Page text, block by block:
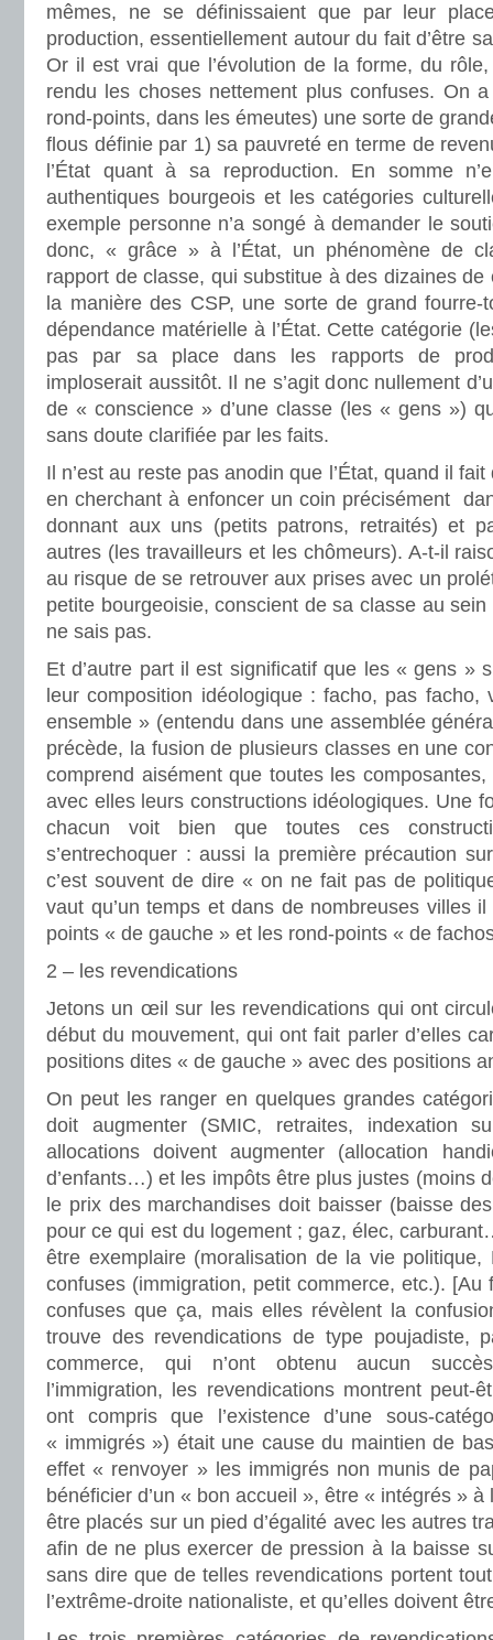
mêmes, ne se définissaient que par leur
production, essentiellement autour du fait d’être
Or il est vrai que l’évolution de la forme, du
rendu les choses nettement plus confuses. On
rond-points, dans les émeutes) une sorte de
flous définie par 1) sa pauvreté en terme de
l’État quant à sa reproduction. En somme
authentiques bourgeois et les catégories
exemple personne n’a songé à demander le
donc, « grâce » à l’État, un phénomène de
rapport de classe, qui substitue à des dizaines
la manière des CSP, une sorte de grand
dépendance matérielle à l’État. Cette catégorie
pas par sa place dans les rapports de
imploserait aussitôt. Il ne s’agit donc nullement
de « conscience » d’une classe (les « gens »)
sans doute clarifiée par les faits.
Il n’est au reste pas anodin que l’État, quand il
en cherchant à enfoncer un coin précisément
donnant aux uns (petits patrons, retraités) et
autres (les travailleurs et les chômeurs). A-t-il
au risque de se retrouver aux prises avec un
petite bourgeoisie, conscient de sa classe au sein
ne sais pas.
Et d’autre part il est significatif que les « gens »
leur composition idéologique : facho, pas facho,
ensemble » (entendu dans une assemblée
précède, la fusion de plusieurs classes en une
comprend aisément que toutes les
avec elles leurs constructions idéologiques. Une
chacun voit bien que toutes ces
s’entrechoquer : aussi la première précaution
c’est souvent de dire « on ne fait pas de
vaut qu’un temps et dans de nombreuses villes
points « de gauche » et les rond-points « de
2 – les revendications
Jetons un œil sur les revendications qui ont
début du mouvement, qui ont fait parler d’elles
positions dites « de gauche » avec des positions
On peut les ranger en quelques grandes
doit augmenter (SMIC, retraites, indexation
allocations doivent augmenter (allocation
d’enfants…) et les impôts être plus justes (moins
le prix des marchandises doit baisser (baisse
pour ce qui est du logement ; gaz, élec,
être exemplaire (moralisation de la vie politique,
confuses (immigration, petit commerce, etc.).
confuses que ça, mais elles révèlent la
trouve des revendications de type poujadiste,
commerce, qui n’ont obtenu aucun
l’immigration, les revendications montrent peut-
ont compris que l’existence d’une sous-
« immigrés ») était une cause du maintien de
effet « renvoyer » les immigrés non munis de
bénéficier d’un « bon accueil », être « intégrés »
être placés sur un pied d’égalité avec les autres
afin de ne plus exercer de pression à la baisse
sans dire que de telles revendications portent
l’extrême-droite nationaliste, et qu’elles doivent